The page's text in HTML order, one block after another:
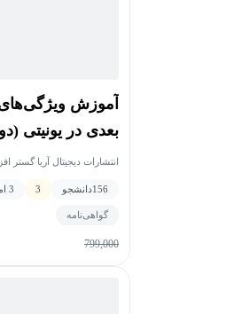
آموزش
بعدی در یونیتی
انتشارات دیجیتال آریا گستر افزار • Joshua Kinney
156دانشجو 3 3 امتیاز
گواهی‌نامه
799,000